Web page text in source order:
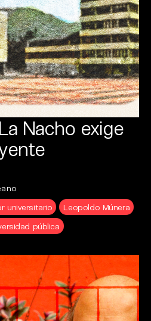
Nacho exige
universitario
Leopoldo Múnera
pública